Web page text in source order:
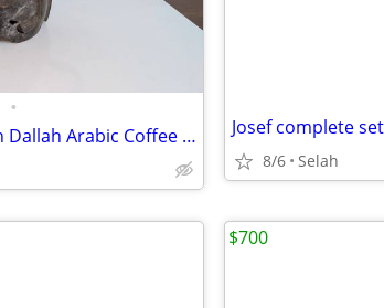
•
Antique Middle Eastern Dallah Arabic Coffee Pot
8/6 Selah
$700